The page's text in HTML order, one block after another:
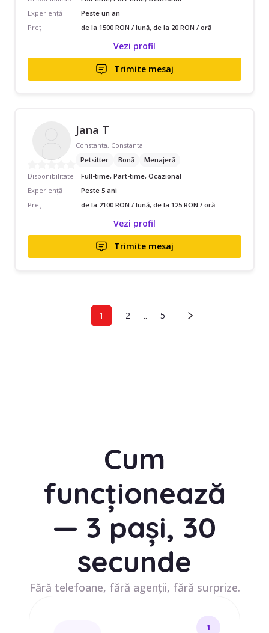
Experiență
Peste un an
Preț
de la 1500 RON / lună, de la 20 RON / oră
Vezi profil
Trimite mesaj
Jana T
Constanta, Constanta
Petsitter
Bonă
Menajeră
Disponibilitate
Full-time, Part-time, Ocazional
Experiență
Peste 5 ani
Preț
de la 2100 RON / lună, de la 125 RON / oră
Vezi profil
Trimite mesaj
1 2 .. 5
Cum
funcționează
— 3 pași, 30
secunde
Fără telefoane, fără agenții, fără surprize.
1